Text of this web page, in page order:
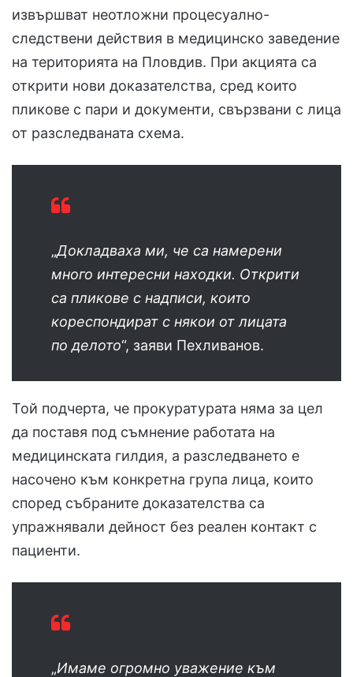
извършват неотложни процесуално-
следствени действия в медицинско заведение
на територията на Пловдив. При акцията са
открити нови доказателства, сред които
пликове с пари и документи, свързвани с лица
от разследваната схема.
„Докладваха ми, че са намерени
много интересни находки. Открити
са пликове с надписи, които
кореспондират с някои от лицата
по делото“, заяви Пехливанов.
Той подчерта, че прокуратурата няма за цел
да поставя под съмнение работата на
медицинската гилдия, а разследването е
насочено към конкретна група лица, които
според събраните доказателства са
упражнявали дейност без реален контакт с
пациенти.
„Имаме огромно уважение към